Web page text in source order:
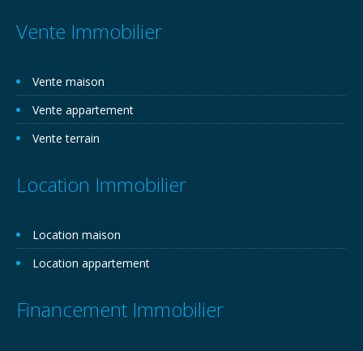
Vente Immobilier
Vente maison
Vente appartement
Vente terrain
Location Immobilier
Location maison
Location appartement
Financement Immobilier